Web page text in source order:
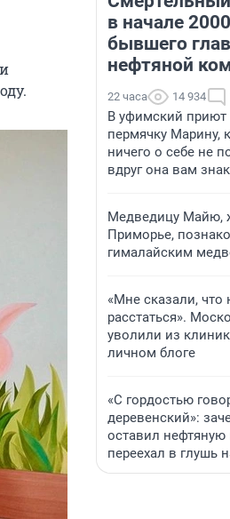
в начале
бывшего
нефтяной
22 часа 14 934
В уфимский приют
пермячку Марину,
ничего о себе не
вдруг она вам
Медведицу Майю,
Приморье,
гималайским
«Мне сказали, что
расстаться».
уволили из
личном блоге
«С гордостью
деревенский»:
оставил
переехал в глушь